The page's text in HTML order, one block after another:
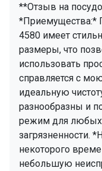
**Отзыв на
*Приемущества:*
4580 имеет
размеры, что
использовать
справляется с
идеальную
разнообразны и
режим для любых
загрязненности.
некоторого
небольшую